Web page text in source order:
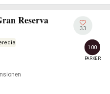
Reserva
33
100
PARKER